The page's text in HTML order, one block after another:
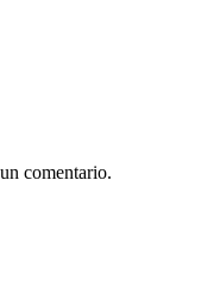
comentario.